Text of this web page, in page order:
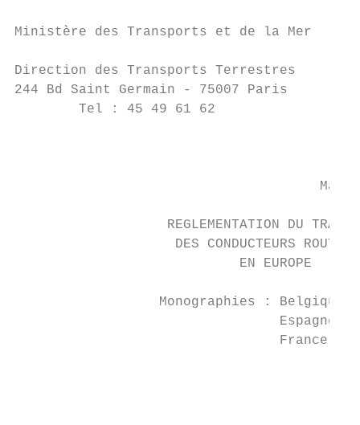
Ministère des Transports et de la Mer
Direction des Transports Terrestres
244 Bd Saint Germain - 75007 Paris
Tel : 45 49 61 62
REGLEMENTATION DU
DES CONDUCTEURS
                            EN EUROPE
                  Monographies : Belgique
                                 Espagne
                                 France